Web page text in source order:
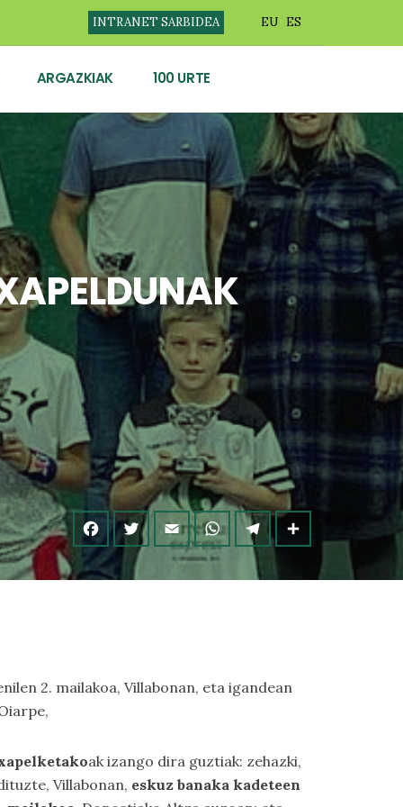
INTRANET SARBIDEA EU ES
ARGAZKIAK 100 URTE
2. mailakoa, Villabonan, eta igandean
ak izango dira guztiak: zehazki,
Villabonan, eskuz banaka kadeteen